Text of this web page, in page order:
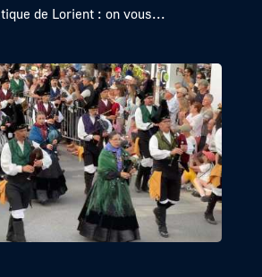
de Lorient : on vous...